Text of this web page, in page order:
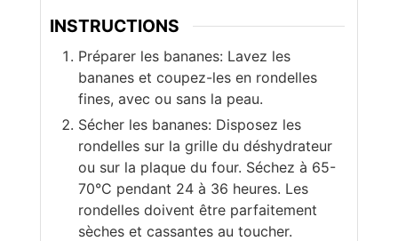
INSTRUCTIONS
Préparer les bananes: Lavez les
bananes et coupez-les en rondelles
fines, avec ou sans la peau.
Sécher les bananes: Disposez les
rondelles sur la grille du déshydrateur
ou sur la plaque du four. Séchez à 65-
70°C pendant 24 à 36 heures. Les
rondelles doivent être parfaitement
sèches et cassantes au toucher.